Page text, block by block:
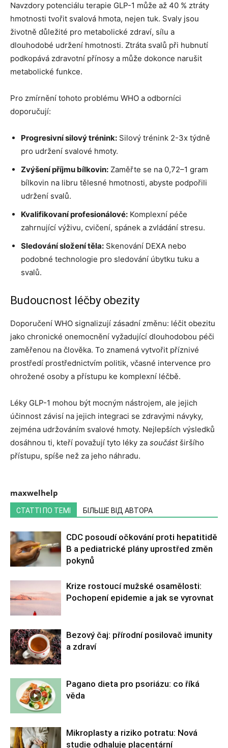
Navzdory potenciálu terapie GLP-1 může až 40 % ztráty
hmotnosti tvořit svalová hmota, nejen tuk. Svaly jsou
životně důležité pro metabolické zdraví, sílu a
dlouhodobé udržení hmotnosti. Ztráta svalů při hubnutí
podkopává zdravotní přínosy a může dokonce narušit
metabolické funkce.
Pro zmírnění tohoto problému WHO a odborníci
doporučují:
Progresivní silový trénink: Silový trénink 2-3x týdně
pro udržení svalové hmoty.
Zvýšení příjmu bílkovin: Zaměřte se na 0,72–1 gram
bílkovin na libru tělesné hmotnosti, abyste podpořili
udržení svalů.
Kvalifikovaní profesionálové: Komplexní péče
zahrnující výživu, cvičení, spánek a zvládání stresu.
Sledování složení těla: Skenování DEXA nebo
podobné technologie pro sledování úbytku tuku a
svalů.
Budoucnost léčby obezity
Doporučení WHO signalizují zásadní změnu: léčit obezitu
jako chronické onemocnění vyžadující dlouhodobou péči
zaměřenou na člověka. To znamená vytvořit příznivé
prostředí prostřednictvím politik, včasné intervence pro
ohrožené osoby a přístupu ke komplexní léčbě.
Léky GLP-1 mohou být mocným nástrojem, ale jejich
účinnost závisí na jejich integraci se zdravými návyky,
zejména udržováním svalové hmoty. Nejlepších výsledků
dosáhnou ti, kteří považují tyto léky za součástširšího
přístupu, spíše než za jeho náhradu.
maxwelhelp
СТАТТІ ПО ТЕМІ БІЛЬШЕ ВІД АВТОРА
CDC posoudí očkování proti hepatitidě
B a pediatrické plány uprostřed změn
pokynů
Krize rostoucí mužské osamělosti:
Pochopení epidemie a jak se vyrovnat
Bezový čaj: přírodní posilovač imunity
a zdraví
Pagano dieta pro psoriázu: co říká
věda
Mikroplasty a riziko potratu: Nová
studie odhaluje placentární